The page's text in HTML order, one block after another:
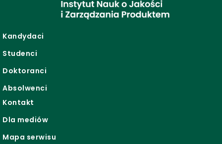
Kandydaci
Studenci
Doktoranci
Absolwenci
Kontakt
Dla mediów
Mapa serwisu